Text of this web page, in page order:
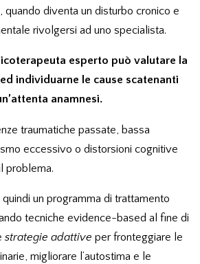
quando diventa un disturbo cronico e
rivolgersi ad uno specialista.
esperto può valutare la
individuarne le cause scatenanti
anamnesi.
traumatiche passate, bassa
eccessivo o distorsioni cognitive
problema.
un programma di trattamento
tecniche evidence-based al fine di
strategie adattive per fronteggiare le
migliorare l’autostima e le